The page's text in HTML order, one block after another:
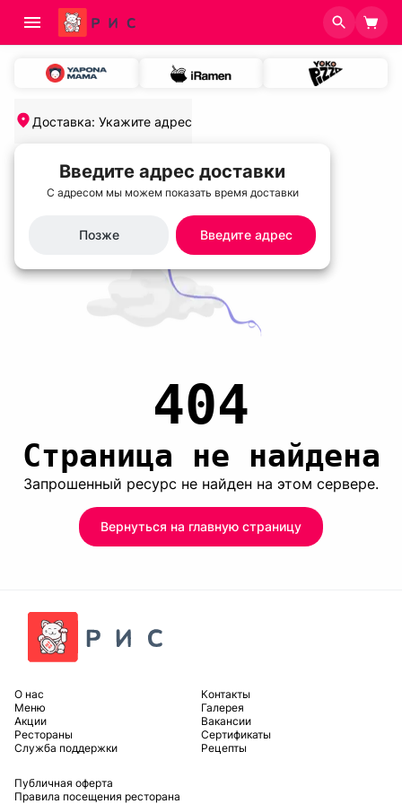
Доставка: Укажите адрес
404
Страница не найдена
Запрошенный ресурс не найден на этом сервере.
Вернуться на главную страницу
O нас
Меню
Акции
Рестораны
Служба поддержки
Контакты
Галерея
Вакансии
Сертификаты
Рецепты
Публичная оферта
Правила посещения ресторана
Введите адрес доставки
С адресом мы можем показать время доставки
Позже Введите адрес